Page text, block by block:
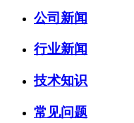
公司新闻
行业新闻
技术知识
常见问题